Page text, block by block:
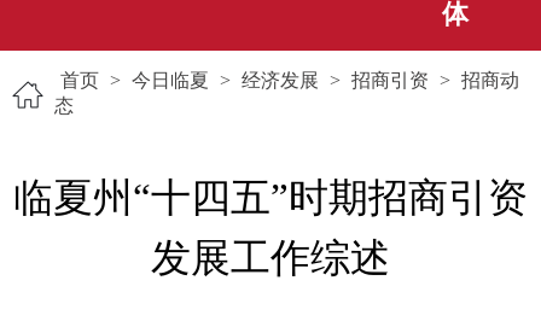
体
首页 > 今日临夏 > 经济发展 > 招商引资 > 招商动
态
临夏州“十四五”时期招商引资
发展工作综述